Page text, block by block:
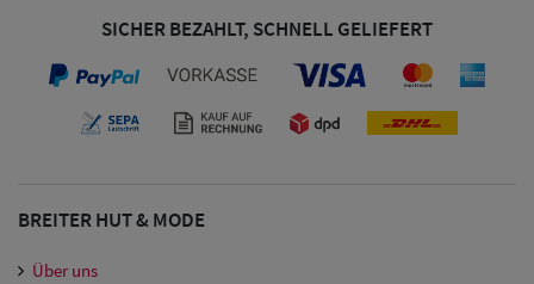
SICHER BEZAHLT, SCHNELL GELIEFERT
BREITER HUT & MODE
Über uns